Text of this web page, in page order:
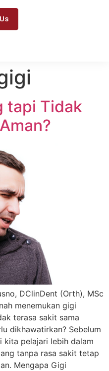
tapi Tidak
DClinDent (Orth), MSc
menemukan gigi
terasa sakit sama
dikhawatirkan? Sebelum
kita pelajari lebih dalam
tanpa rasa sakit tetap
Mengapa Gigi